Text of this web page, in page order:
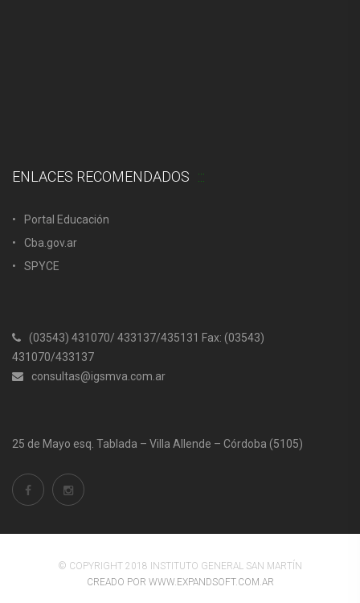
ENLACES RECOMENDADOS
Portal Educación
Cba.gov.ar
SPYCE
(03543) 431070/ 433137/435131 Fax: (03543)
431070/433137
consultas@igsmva.com.ar
25 de Mayo esq. Tablada – Villa Allende – Córdoba (5105)
© COPYRIGHT 2018 INSTITUTO GENERAL SAN MARTÍN
CREADO POR WWW.EXPANDSOFT.COM.AR